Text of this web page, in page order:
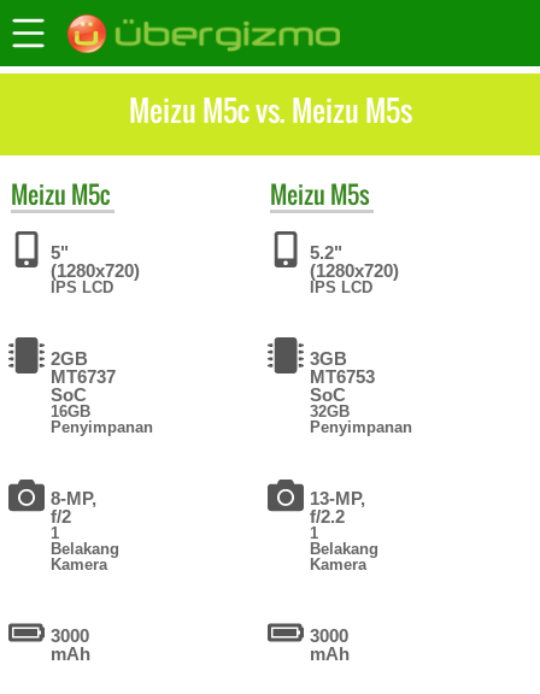
Meizu M5c vs. Meizu M5s
Meizu M5c
5"
(1280x720)
IPS LCD
2GB
MT6737
SoC
16GB
Penyimpanan
8-MP,
f/2
1
Belakang
Kamera
3000
mAh
Meizu M5s
5.2"
(1280x720)
IPS LCD
3GB
MT6753
SoC
32GB
Penyimpanan
13-MP,
f/2.2
1
Belakang
Kamera
3000
mAh